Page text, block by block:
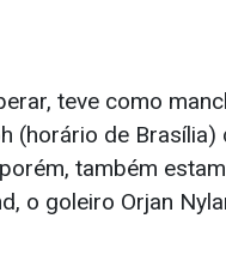
teve como
(horário de Brasília)
também
o goleiro Orjan